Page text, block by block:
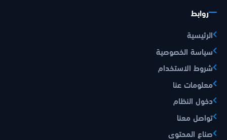
روابط
الرئيسية
سياسة الخصوصية
شروط الاستخدام
معلومات عنا
دخول النظام
تواصل معنا
صناع المحتوى